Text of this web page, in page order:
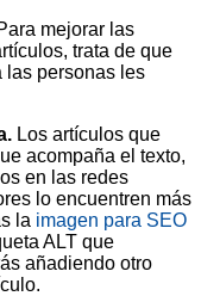
mejorar las
trata de que
las personas les
Los artículos que
acompaña el texto,
en las redes
lo encuentren más
la imagen para SEO
ALT que
añadiendo otro